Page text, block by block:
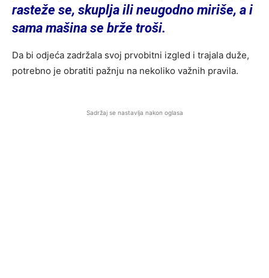
rasteže se, skuplja ili neugodno miriše, a i
sama mašina se brže troši.
Da bi odjeća zadržala svoj prvobitni izgled i trajala duže,
potrebno je obratiti pažnju na nekoliko važnih pravila.
Sadržaj se nastavlja nakon oglasa